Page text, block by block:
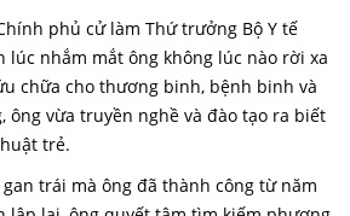
phủ cử làm Thứ trưởng Bộ Y tế
lúc nhắm mắt ông không lúc nào rời xa
chữa cho thương binh, bệnh binh và
ông vừa truyền nghề và đào tạo ra biết
trẻ.
trái mà ông đã thành công từ năm